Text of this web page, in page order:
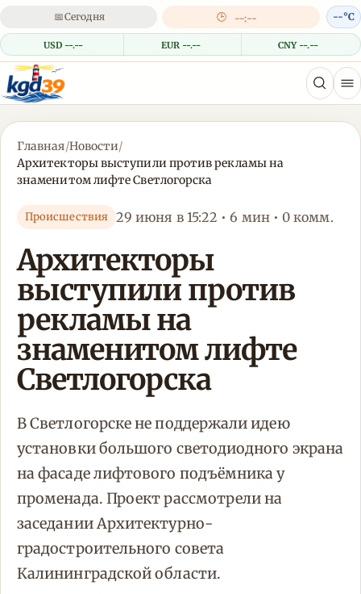
📅Сегодня 🕒 --:--
USD --.-- EUR --.-- CNY --.--
--°C
Главная/Новости/
Архитекторы выступили против рекламы на
знаменитом лифте Светлогорска
Происшествия 29 июня в 15:22 • 6 мин • 0 комм.
Архитекторы
выступили против
рекламы на
знаменитом лифте
Светлогорска
В Светлогорске не поддержали идею
установки большого светодиодного экрана
на фасаде лифтового подъёмника у
променада. Проект рассмотрели на
заседании Архитектурно-
градостроительного совета
Калининградской области.